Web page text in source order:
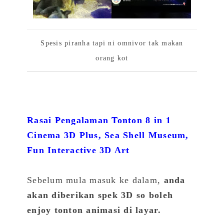
Spesis piranha tapi ni omnivor tak makan
orang kot
Rasai Pengalaman Tonton 8 in 1
Cinema 3D Plus, Sea Shell Museum,
Fun Interactive 3D Art
Sebelum mula masuk ke dalam, anda
akan diberikan spek 3D so boleh
enjoy tonton animasi di layar.